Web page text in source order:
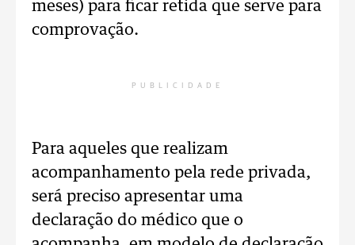
meses) para ficar retida que serve para
comprovação.
PUBLICIDADE
Para aqueles que realizam
acompanhamento pela rede privada,
será preciso apresentar uma
declaração do médico que o